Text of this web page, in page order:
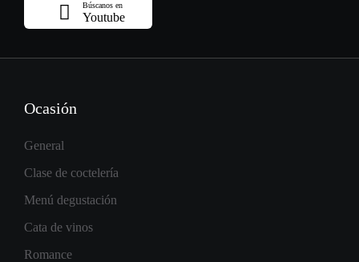
Búscanos en
Youtube
Ocasión
General
Clase de coctelería
Menú degustación
Cata de vinos
Romance